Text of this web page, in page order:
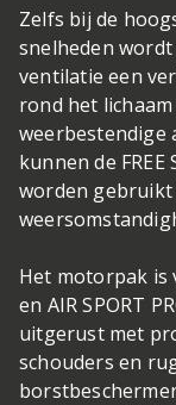
Zelfs bij de
snelheden wordt
ventilatie een
rond het
weerbestendige
kunnen de FREE
worden gebruikt
Het motorpak is
en AIR SPORT
uitgerust met
schouders en